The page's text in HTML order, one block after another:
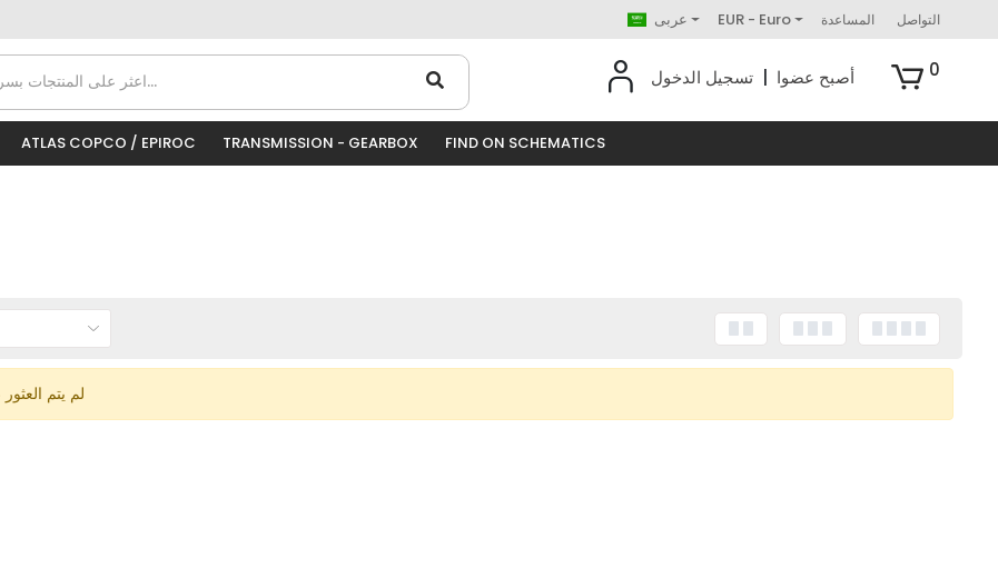
عربى EUR - Euro المساعدة التواصل
تسجيل الدخول أصبح عضوا 0
ATLAS COPCO / EPIROC TRANSMISSION - GEARBOX FIND ON SCHEMATICS
لم يتم